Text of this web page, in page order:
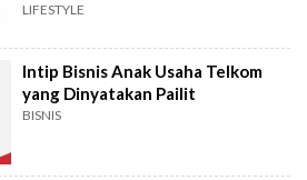
LIFESTYLE
Intip Bisnis Anak Usaha Telkom
yang Dinyatakan Pailit
BISNIS